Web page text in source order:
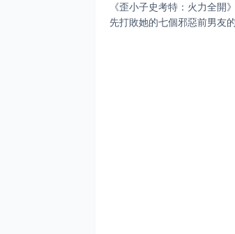
《歪小子史考特：火力全開》
先打敗她的七個邪惡前男友